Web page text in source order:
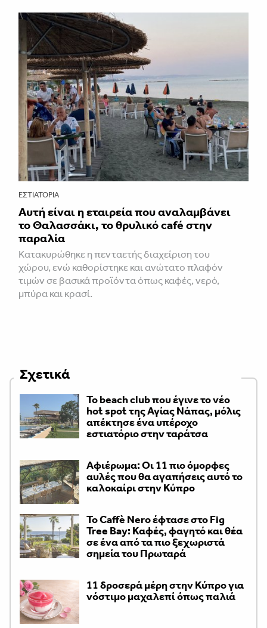
ΕΣΤΙΑΤΌΡΙΑ
Αυτή είναι η εταιρεία που αναλαμβάνει
το Θαλασσάκι, το θρυλικό café στην
παραλία
Κατακυρώθηκε η πενταετής διαχείριση του
χώρου, ενώ καθορίστηκε και ανώτατο πλαφόν
τιμών σε βασικά προϊόντα όπως καφές, νερό,
μπύρα και κρασί.
Σχετικά
Το beach club που έγινε το νέο
hot spot της Αγίας Νάπας, μόλις
απέκτησε ένα υπέροχο
εστιατόριο στην ταράτσα
Αφιέρωμα: Οι 11 πιο όμορφες
αυλές που θα αγαπήσεις αυτό το
καλοκαίρι στην Κύπρο
Το Caffè Nero έφτασε στο Fig
Tree Bay: Καφές, φαγητό και θέα
σε ένα από τα πιο ξεχωριστά
σημεία του Πρωταρά
11 δροσερά μέρη στην Κύπρο για
νόστιμο μαχαλεπί όπως παλιά